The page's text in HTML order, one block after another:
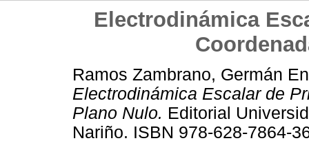
Electrodinámica
Ramos Zambrano, Germán
Electrodinámica Escalar de
Plano Nulo. Editorial
Nariño. ISBN 978-628-7864-